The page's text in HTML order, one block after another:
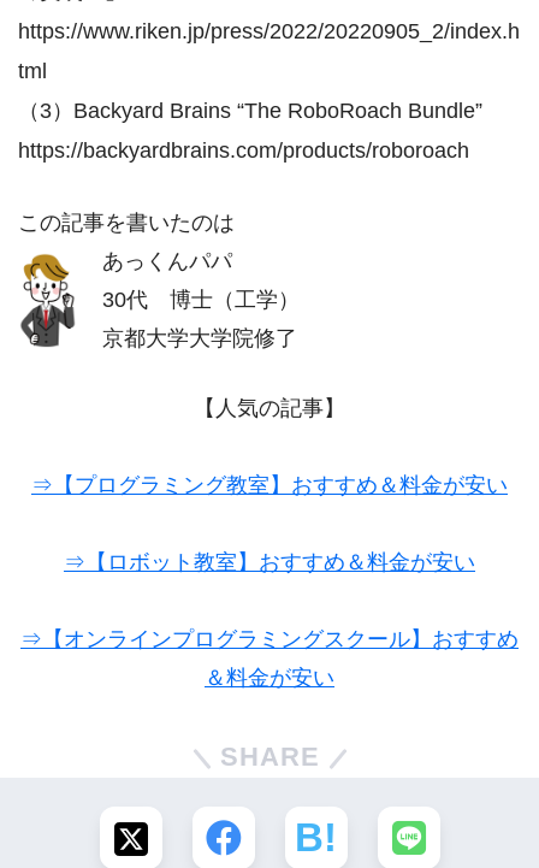
https://www.riken.jp/press/2022/20220905_2/index.h
tml
（3）Backyard Brains “The RoboRoach Bundle”
https://backyardbrains.com/products/roboroach
この記事を書いたのは
あっくんパパ
30代 博士（工学）
京都大学大学院修了
【人気の記事】
⇒【プログラミング教室】おすすめ＆料金が安い
⇒【ロボット教室】おすすめ＆料金が安い
⇒【オンラインプログラミングスクール】おすすめ
＆料金が安い
SHARE